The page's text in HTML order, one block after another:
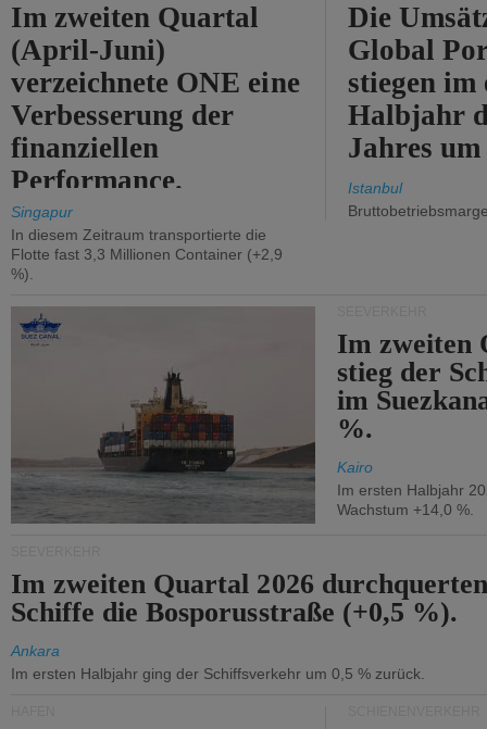
Im zweiten Quartal
(April-Juni)
verzeichnete ONE eine
Verbesserung der
finanziellen
Performance.
Singapur
In diesem Zeitraum transportierte die
Flotte fast 3,3 Millionen Container (+2,9
%).
Die
Global
stiegen im
Halbjahr
Jahres
Istanbul
Im zweiten
stieg der
im
%.
Kairo
Im ersten Halbjahr
Wachstum +14,0 %.
Im zweiten Quartal 2026
Schiffe die Bosporusstraße (+0,5 %).
Ankara
Im ersten Halbjahr ging der Schiffsverkehr um 0,5 % zurück.